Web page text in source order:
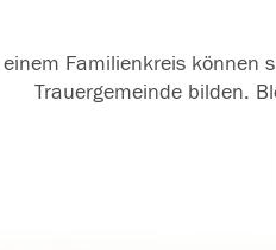
Familienkreis können
Trauergemeinde bilden.